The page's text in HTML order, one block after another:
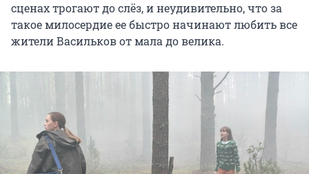
сценах трогают до слёз, и неудивительно, что за
такое милосердие ее быстро начинают любить все
жители Васильков от мала до велика.